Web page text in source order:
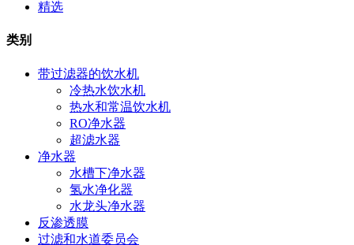
精选
类别
带过滤器的饮水机
冷热水饮水机
热水和常温饮水机
RO净水器
超滤水器
净水器
水槽下净水器
氢水净化器
水龙头净水器
反渗透膜
过滤和水道委员会